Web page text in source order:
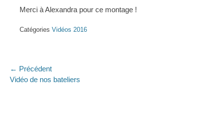
Merci à Alexandra pour ce montage !
Catégories Vidéos 2016
Navigation
de
← Précédent
Article
Vidéo de nos bateliers